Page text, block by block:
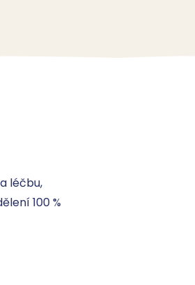
léčbu,
100 %